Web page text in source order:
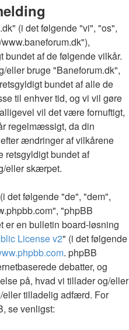
(i det følgende "vi", "os",
af de følgende vilkår.
bruge "Baneforum.dk",
bundet af alle de
til enhver tid, og vi vil gøre
vil det være fornuftigt,
regelmæssigt, da din
ændringer af vilkårene
retsgyldigt bundet af
eller skærpet.
det følgende "de", "dem",
"phpBB
er en bulletin board-løsning
License v2" (i det følgende
. phpBB
debatter, og
på, hvad vi tillader og/eller
tilladelig adfærd. For
se venligst: